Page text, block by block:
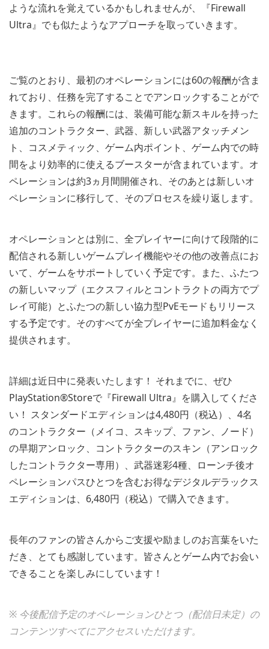
ような流れを覚えているかもしれませんが、『Firewall
Ultra』でも似たようなアプローチを取っていきます。
ご覧のとおり、最初のオペレーションには60の報酬が含ま
れており、任務を完了することでアンロックすることがで
きます。これらの報酬には、装備可能な新スキルを持った
追加のコントラクター、武器、新しい武器アタッチメン
ト、コスメティック、ゲーム内ポイント、ゲーム内での時
間をより効率的に使えるブースターが含まれています。オ
ペレーションは約3ヵ月間開催され、そのあとは新しいオ
ペレーションに移行して、そのプロセスを繰り返します。
オペレーションとは別に、全プレイヤーに向けて段階的に
配信される新しいゲームプレイ機能やその他の改善点にお
いて、ゲームをサポートしていく予定です。また、ふたつ
の新しいマップ（エクスフィルとコントラクトの両方でプ
レイ可能）とふたつの新しい協力型PvEモードもリリース
する予定です。そのすべてが全プレイヤーに追加料金なく
提供されます。
詳細は近日中に発表いたします！ それまでに、ぜひ
PlayStation®Storeで『Firewall Ultra』を購入してくださ
い！ スタンダードエディションは4,480円（税込）、4名
のコントラクター（メイコ、スキップ、ファン、ノード）
の早期アンロック、コントラクターのスキン（アンロック
したコントラクター専用）、武器迷彩4種、ローンチ後オ
ペレーションパスひとつを含むお得なデジタルデラックス
エディションは、6,480円（税込）で購入できます。
長年のファンの皆さんからご支援や励ましのお言葉をいた
だき、とても感謝しています。皆さんとゲーム内でお会い
できることを楽しみにしています！
※ 今後配信予定のオペレーションひとつ（配信日未定）の
コンテンツすべてにアクセスいただけます。